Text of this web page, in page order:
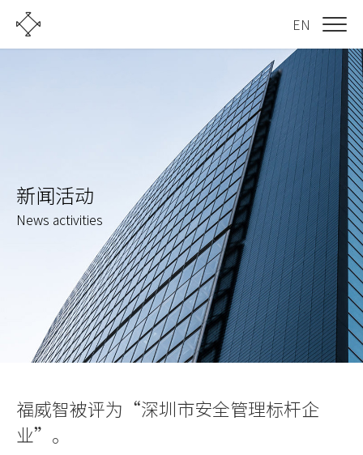
EN
新闻活动
News activities
福威智被评为“深圳市安全管理标杆企
业”。